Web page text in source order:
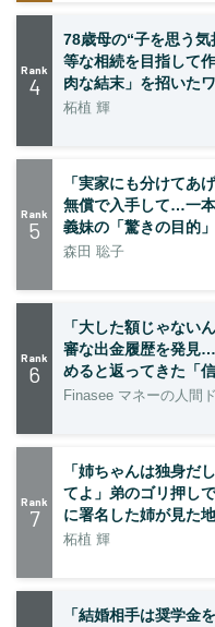
Rank
4
78歳母の“子を思う
等な相続を目指して
肉な結末」を招いた
柘植 輝
Rank
5
「実家にも分けてあ
無償で入手して…一
義妹の「驚きの目的」
森田 聡子
Rank
6
「大した額じゃない
審な出金履歴を発見
めると返ってきた「
Finasee マネーの人間
Rank
7
「姉ちゃんは独身だ
てよ」弟のゴリ押し
に署名した姉が見た
柘植 輝
「結婚相手は奨学金